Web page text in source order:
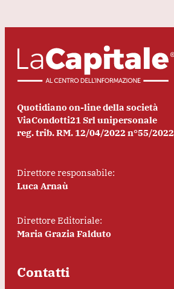
Quotidiano on-line della società
ViaCondotti21 Srl unipersonale
reg. trib. RM. 12/04/2022 n°55/2022
Direttore responsabile:
Luca Arnaù
Direttore Editoriale:
Maria Grazia Falduto
Contatti